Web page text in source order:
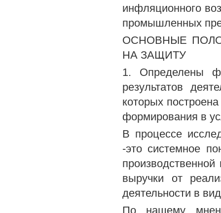
инфляционного
промышленных
ОСНОВНЫЕ
НА ЗАЩИТУ
1. Определены
результатов
которых
формирования в
В процессе
-это системное
выручки от
деятельности в
По нашему